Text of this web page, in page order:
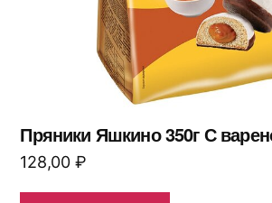
Пряники Яшкино 350г С
128,00 ₽